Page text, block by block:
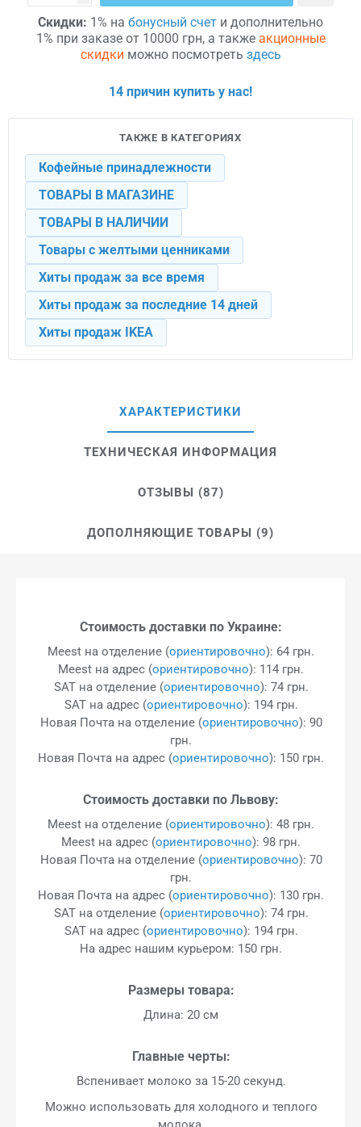
Скидки: 1% на бонусный счет и дополнительно
1% при заказе от 10000 грн, а также акционные
скидки можно посмотреть здесь
14 причин купить у нас!
ТАКЖЕ В КАТЕГОРИЯХ
Кофейные принадлежности
ТОВАРЫ В МАГАЗИНЕ
ТОВАРЫ В НАЛИЧИИ
Товары с желтыми ценниками
Хиты продаж за все время
Хиты продаж за последние 14 дней
Хиты продаж IKEA
ХАРАКТЕРИСТИКИ
ТЕХНИЧЕСКАЯ ИНФОРМАЦИЯ
ОТЗЫВЫ (87)
ДОПОЛНЯЮЩИЕ ТОВАРЫ (9)
Стоимость доставки по Украине:
Meest на отделение (ориентировочно): 64 грн.
Meest на адрес (ориентировочно): 114 грн.
SAT на отделение (ориентировочно): 74 грн.
SAT на адрес (ориентировочно): 194 грн.
Новая Почта на отделение (ориентировочно): 90
грн.
Новая Почта на адрес (ориентировочно): 150 грн.
Стоимость доставки по Львову:
Meest на отделение (ориентировочно): 48 грн.
Meest на адрес (ориентировочно): 98 грн.
Новая Почта на отделение (ориентировочно): 70
грн.
Новая Почта на адрес (ориентировочно): 130 грн.
SAT на отделение (ориентировочно): 74 грн.
SAT на адрес (ориентировочно): 194 грн.
На адрес нашим курьером: 150 грн.
Размеры товара:
Длина: 20 см
Главные черты:
Вспенивает молоко за 15-20 секунд.
Можно использовать для холодного и теплого